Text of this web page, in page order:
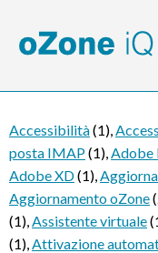
Accessibilità(1),
posta IMAP(1),Adobe
Adobe XD(1),
Aggiornamento oZone
(1),Assistente virtuale
(1),Attivazione